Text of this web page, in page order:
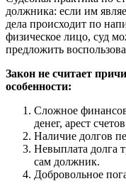
должника: если им
дела происходит по
физическое лицо, суд
предложить
Закон не считает
особенности:
Сложное
денег, арест
Наличие долгов
Невыплата долга
сам должник.
Добровольное